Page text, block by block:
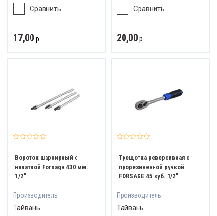
Сравнить
17,00 р.
Сравнить
20,00 р.
Вороток шарнирный с
накаткой Forsage 430 мм.
1/2"
Производитель
Тайвань
Трещотка реверсивная с
прорезиненной ручкой
FORSAGE 45 зуб. 1/2"
Производитель
Тайвань